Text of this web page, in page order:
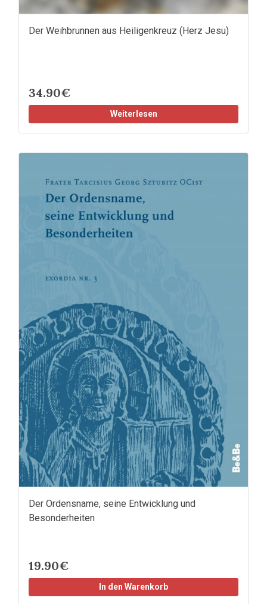
Der Weihbrunnen aus Heiligenkreuz (Herz Jesu)
34.90€
Weiterlesen
Der Ordensname, seine Entwicklung und
Besonderheiten
19.90€
In den Warenkorb